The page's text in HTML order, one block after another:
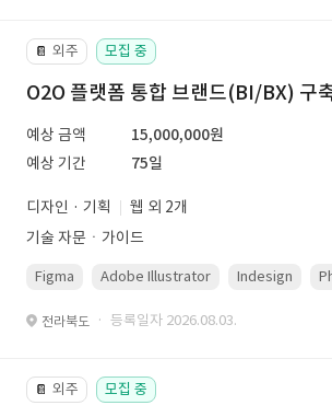
📔 외주 모집 중
O2O 플랫폼 통합 브랜드(BI/BX) 구
예상 금액
15,000,000원
예상 기간
75일
디자인 · 기획
웹 외 2개
기술 자문ㆍ가이드
Figma Adobe Illustrator Indesign
전라북도 · 등록일자 2026.08.03.
📔 외주 모집 중